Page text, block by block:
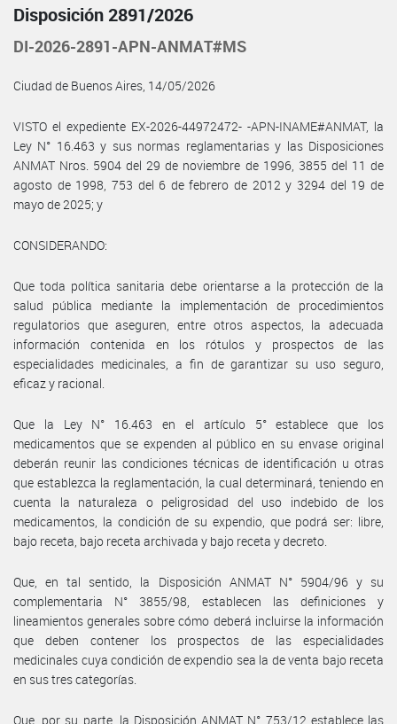
Disposición 2891/2026
DI-2026-2891-APN-ANMAT#MS
Ciudad de Buenos Aires, 14/05/2026
VISTO el expediente EX-2026-44972472- -APN-INAME#ANMAT, la
Ley N° 16.463 y sus normas reglamentarias y las Disposiciones
ANMAT Nros. 5904 del 29 de noviembre de 1996, 3855 del 11 de
agosto de 1998, 753 del 6 de febrero de 2012 y 3294 del 19 de
mayo de 2025; y
CONSIDERANDO:
Que toda política sanitaria debe orientarse a la protección de la
salud pública mediante la implementación de procedimientos
regulatorios que aseguren, entre otros aspectos, la adecuada
información contenida en los rótulos y prospectos de las
especialidades medicinales, a fin de garantizar su uso seguro,
eficaz y racional.
Que la Ley N° 16.463 en el artículo 5° establece que los
medicamentos que se expenden al público en su envase original
deberán reunir las condiciones técnicas de identificación u otras
que establezca la reglamentación, la cual determinará, teniendo en
cuenta la naturaleza o peligrosidad del uso indebido de los
medicamentos, la condición de su expendio, que podrá ser: libre,
bajo receta, bajo receta archivada y bajo receta y decreto.
Que, en tal sentido, la Disposición ANMAT N° 5904/96 y su
complementaria N° 3855/98, establecen las definiciones y
lineamientos generales sobre cómo deberá incluirse la información
que deben contener los prospectos de las especialidades
medicinales cuya condición de expendio sea la de venta bajo receta
en sus tres categorías.
Que, por su parte, la Disposición ANMAT N° 753/12 establece las